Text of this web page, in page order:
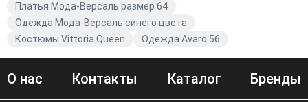
Платья Мода-Версаль размер 64
Одежда Мода-Версаль синего цвета
Костюмы Vittoria Queen
Одежда Avaro 56
О нас Контакты Каталог Бренды